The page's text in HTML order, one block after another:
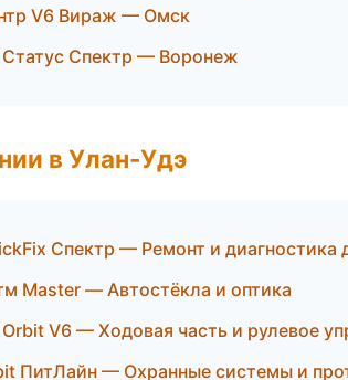
V6 Вираж — Омск
Статус Спектр — Воронеж
в Улан-Удэ
Спектр — Ремонт и диагностика
Master — Автостёкла и оптика
Orbit V6 — Ходовая часть и рулевое
ПитЛайн — Охранные системы и